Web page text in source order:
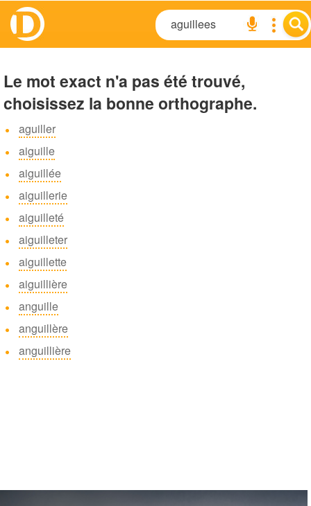
Le mot exact n'a pas été trouvé,
choisissez la bonne orthographe.
aguiller
aiguille
aiguillée
aiguillerie
aiguilleté
aiguilleter
aiguillette
aiguillière
anguille
anguillère
anguillière